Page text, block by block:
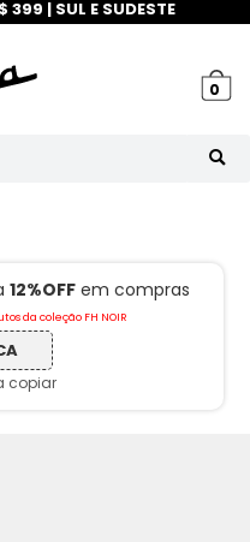
399 | SUL E SUDESTE
0
12%OFF em compras
da coleção FH NOIR
copiar